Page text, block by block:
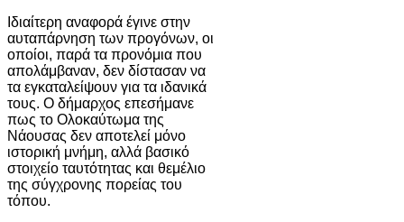
Ιδιαίτερη αναφορά έγινε στην
αυταπάρνηση των προγόνων, οι
οποίοι, παρά τα προνόμια που
απολάμβαναν, δεν δίστασαν να
τα εγκαταλείψουν για τα ιδανικά
τους. Ο δήμαρχος επεσήμανε
πως το Ολοκαύτωμα της
Νάουσας δεν αποτελεί μόνο
ιστορική μνήμη, αλλά βασικό
στοιχείο ταυτότητας και θεμέλιο
της σύγχρονης πορείας του
τόπου.